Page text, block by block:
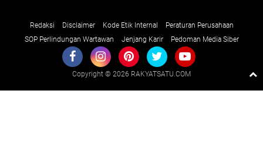
Redaksi Disclaimer Kode Etik Internal
Peraturan Perusahaan
SOP Perlindungan Wartawan
Jenjang Karir Pedoman Media Siber
Copyright © 2026 RAKYATSATU.COM
Raushan